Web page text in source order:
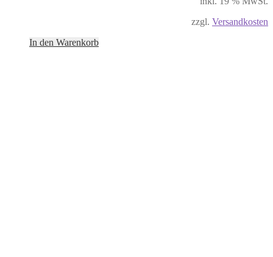
zzgl. Versandkosten
In den Warenkorb